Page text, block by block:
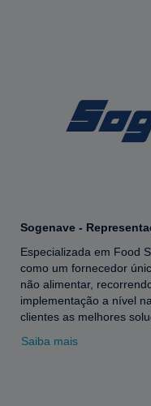
Sogenave -
Especializada em Food
como um fornecedor
não alimentar,
implementação a nível
clientes as melhores
Saiba mais